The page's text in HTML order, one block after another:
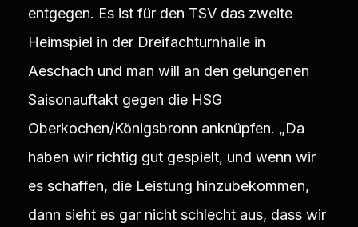
entgegen. Es ist für den TSV das zweite
Heimspiel in der Dreifachturnhalle in
Aeschach und man will an den gelungenen
Saisonauftakt gegen die HSG
Oberkochen/Königsbronn anknüpfen. „Da
haben wir richtig gut gespielt, und wenn wir
es schaffen, die Leistung hinzubekommen,
dann sieht es gar nicht schlecht aus, dass wir